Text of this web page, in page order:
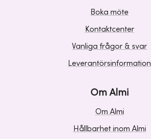
Boka möte
Kontaktcenter
Vanliga frågor & svar
Leverantörsinformation
Om Almi
Om Almi
Hållbarhet inom Almi